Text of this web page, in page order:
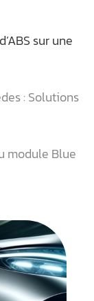
sur une
: Solutions
module Blue